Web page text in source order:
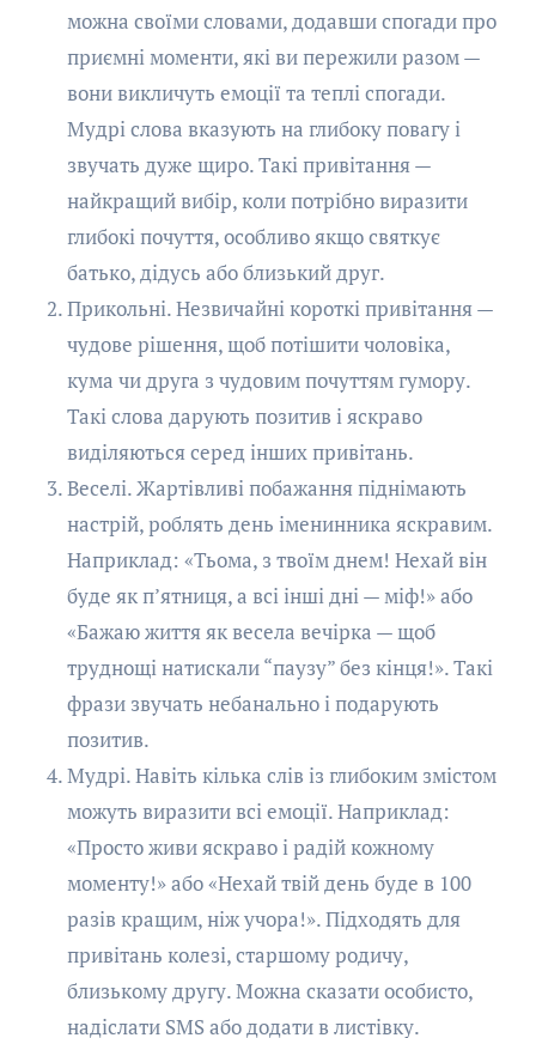
можна своїми словами, додавши спогади про
приємні моменти, які ви пережили разом —
вони викличуть емоції та теплі спогади.
Мудрі слова вказують на глибоку повагу і
звучать дуже щиро. Такі привітання —
найкращий вибір, коли потрібно виразити
глибокі почуття, особливо якщо святкує
батько, дідусь або близький друг.
Прикольні. Незвичайні короткі привітання —
чудове рішення, щоб потішити чоловіка,
кума чи друга з чудовим почуттям гумору.
Такі слова дарують позитив і яскраво
виділяються серед інших привітань.
Веселі. Жартівливі побажання піднімають
настрій, роблять день іменинника яскравим.
Наприклад: «Тьома, з твоїм днем! Нехай він
буде як п’ятниця, а всі інші дні — міф!» або
«Бажаю життя як весела вечірка — щоб
труднощі натискали “паузу” без кінця!». Такі
фрази звучать небанально і подарують
позитив.
Мудрі. Навіть кілька слів із глибоким змістом
можуть виразити всі емоції. Наприклад:
«Просто живи яскраво і радій кожному
моменту!» або «Нехай твій день буде в 100
разів кращим, ніж учора!». Підходять для
привітань колезі, старшому родичу,
близькому другу. Можна сказати особисто,
надіслати SMS або додати в листівку.